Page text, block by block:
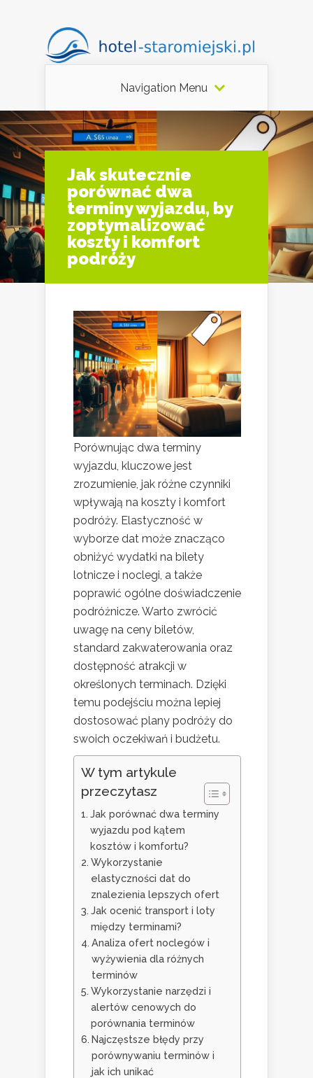
Navigation Menu
Jak skutecznie
porównać dwa
terminy wyjazdu, by
zoptymalizować
koszty i komfort
podróży
Porównując dwa terminy
wyjazdu, kluczowe jest
zrozumienie, jak różne czynniki
wpływają na koszty i komfort
podróży. Elastyczność w
wyborze dat może znacząco
obniżyć wydatki na bilety
lotnicze i noclegi, a także
poprawić ogólne doświadczenie
podróżnicze. Warto zwrócić
uwagę na ceny biletów,
standard zakwaterowania oraz
dostępność atrakcji w
określonych terminach. Dzięki
temu podejściu można lepiej
dostosować plany podróży do
swoich oczekiwań i budżetu.
W tym artykule
przeczytasz
Jak porównać dwa terminy
wyjazdu pod kątem
kosztów i komfortu?
Wykorzystanie
elastyczności dat do
znalezienia lepszych ofert
Jak ocenić transport i loty
między terminami?
Analiza ofert noclegów i
wyżywienia dla różnych
terminów
Wykorzystanie narzędzi i
alertów cenowych do
porównania terminów
Najczęstsze błędy przy
porównywaniu terminów i
jak ich unikać